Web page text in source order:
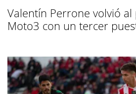
Valentín Perrone volvió
Moto3 con un tercer